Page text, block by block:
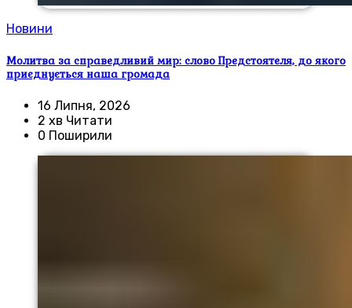
Новини
Молитва за справедливий мир: слово Предстоятеля, до якого
приєднується наша громада
16 Липня, 2026
2 хв Читати
0 Поширили